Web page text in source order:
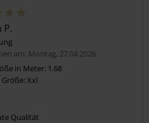
P.
am: Montag, 27.04.2026
in Meter: 1.68
Xxl
Qualität